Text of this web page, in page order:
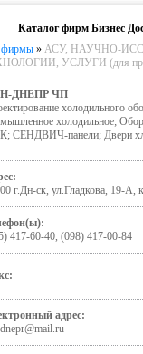
Каталог фирм Бизнес
фирмы » АСУ, НАУЧНО-
УСЛУГИ (для
ДНЕПР ЧП
холодильного
холодильное;
СЕНДВИЧ-панели; Двери
г.Дн-ск, ул.Гладкова, 19-А,
417-60-40, (098) 417-00-84
адрес: